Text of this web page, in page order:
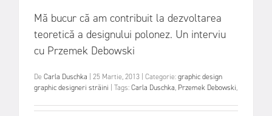
Mă bucur că am contribuit la dezvoltarea
teoretică a designului polonez. Un interviu
cu Przemek Debowski
De Carla Duschka 25 Martie, 2013 Categorie:graphic design
graphic designeri străini
Tags:Carla Duschka, Przemek Debowski,